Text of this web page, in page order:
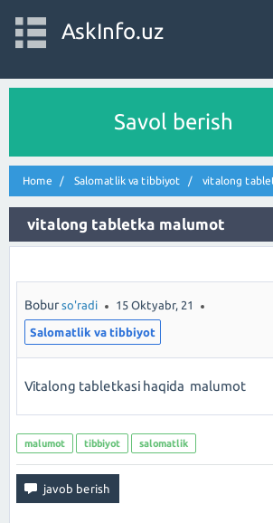
AskInfo.uz
Savol berish
Home Salomatlik va tibbiyot vitalong
vitalong tabletka malumot
Bobur so'radi 15 Oktyabr, 21
Salomatlik va tibbiyot
Vitalong tabletkasi haqida malumot
malumot tibbiyot salomatlik